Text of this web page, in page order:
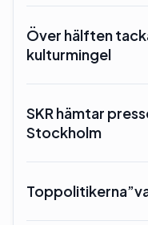
Över hälften
kulturmingel
SKR hämtar
Stockholm